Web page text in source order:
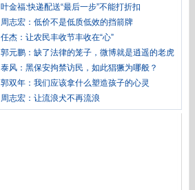
叶金福:快递配送“最后一步”不能打折扣
周志宏：低价不是低质低效的挡箭牌
任杰：让农民丰收节丰收在“心”
郭元鹏：缺了法律的笼子，微博就是逍遥的老虎
泰风：黑保安拘禁访民，如此猖獗为哪般？
郭双年：我们应该拿什么塑造孩子的心灵
周志宏：让流浪犬不再流浪